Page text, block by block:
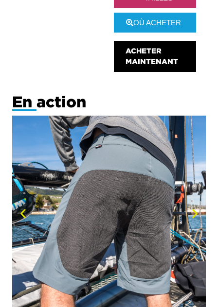
OÙ ACHETER
ACHETER
MAINTENANT
En action